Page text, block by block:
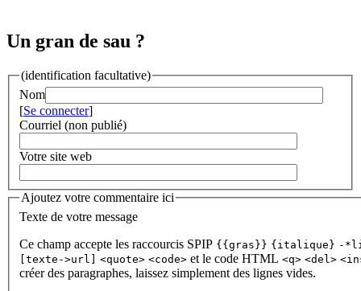
Un gran de sau ?
(identification facultative)
Nom
[Se connecter]
Courriel (non publié)
Votre site web
Ajoutez votre commentaire ici
Texte de votre message
Ce champ accepte les raccourcis SPIP {{gras}} {italique} -
[texte->url] <quote> <code> et le code HTML <q> <del>
créer des paragraphes, laissez simplement des lignes vides.